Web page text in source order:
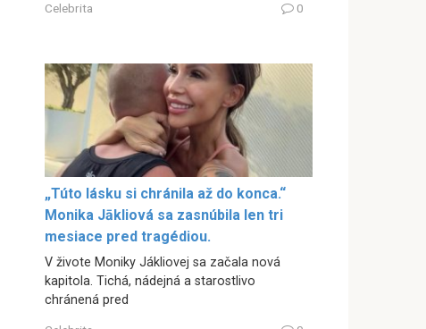
Celebrita 0
„Túto lásku si chránila až do konca.“
Monika Jākliová sa zasnúbila len tri
mesiace pred tragédiou.
V živote Moniky Jákliovej sa začala nová
kapitola. Tichá, nádejná a starostlivo
chránená pred